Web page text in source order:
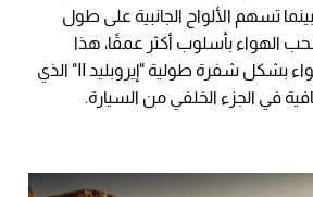
تسهم الألواح الجانبية على طول
الهواء بأسلوب أكثر عمقًا، هذا
بالإضافة إلي ناشر الهواء بشكل شفرة طولية "إيروبليد II" الذي
في الجزء الخلفي من السيارة.